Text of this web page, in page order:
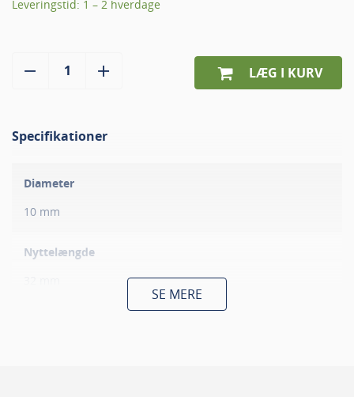
Leveringstid: 1 – 2 hverdage
LÆG I KURV
SE MERE
Specifikationer
Diameter
10 mm
Nyttelængde